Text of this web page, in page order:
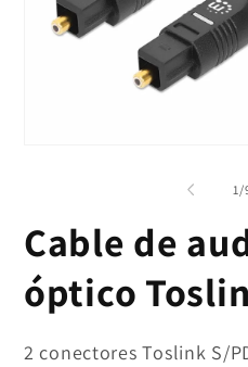
una
ventana
1 /
Cable de
óptico
2 conectores Toslink S/